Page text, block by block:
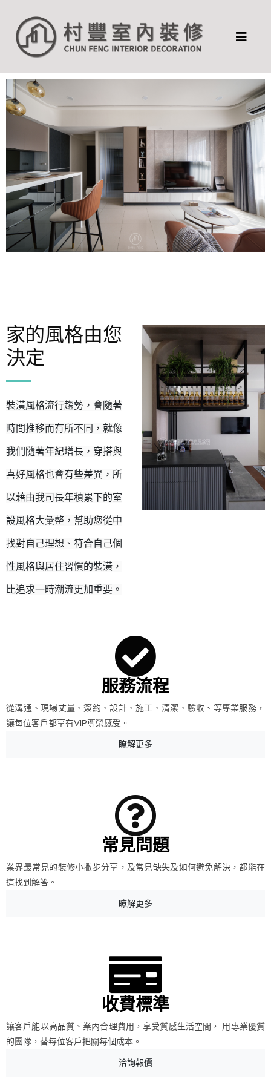
家的風格由您
決定
裝潢風格流行趨勢，會隨著
時間推移而有所不同，就像
我們隨著年紀增長，穿搭與
喜好風格也會有些差異，所
以藉由我司長年積累下的室
設風格大彙整，幫助您從中
找對自己理想、符合自己個
性風格與居住習慣的裝潢，
比追求一時潮流更加重要。
服務流程
從溝通、現場丈量、簽約、設計、施工、清潔、驗收、等專業服務，
讓每位客戶都享有VIP尊榮感受。
瞭解更多
常見問題
業界最常見的裝修小撇步分享，及常見缺失及如何避免解決，都能在
這找到解答。
瞭解更多
收費標準
讓客戶能以高品質、業內合理費用，享受質感生活空間， 用專業優質
的團隊，替每位客戶把關每個成本。
洽詢報價